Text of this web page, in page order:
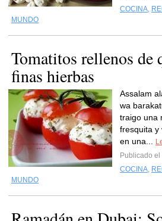
COCINA,
MUNDO
Tomatitos rellenos de
finas hierbas
Assalam
wa
traigo una
fresquita y
en una...
Publicado
COCINA,
MUNDO